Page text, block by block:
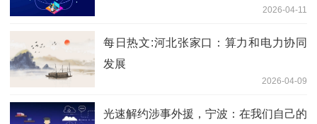
2026-04-11
每日热文:河北张家口：算力和电力协同
发展
2026-04-09
光速解约涉事外援，宁波：在我们自己的